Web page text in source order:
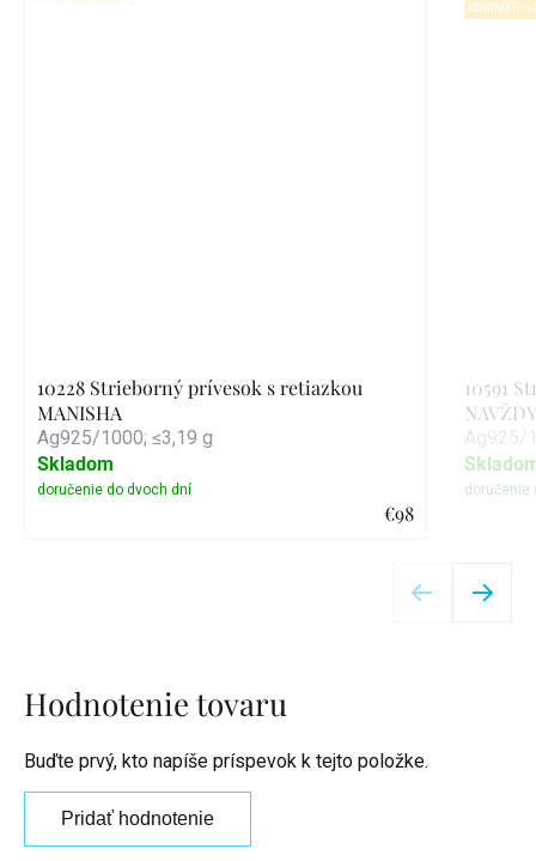
10228 Strieborný prívesok s retiazkou
MANISHA
Ag925/1000; ≤3,19 g
€98
Skladom
SUMMER -
10591
Hodnotenie tovaru
Buďte prvý, kto napíše príspevok k tejto položke.
Pridať hodnotenie